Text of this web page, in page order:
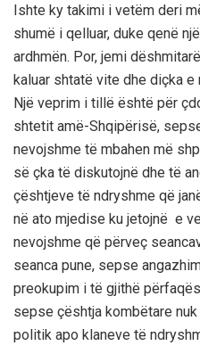
Ishte ky takimi i vetëm deri
shumë i qelluar, duke qenë
ardhmën. Por, jemi
kaluar shtatë vite dhe diçka e
Një veprim i tillë është për
shtetit amë-Shqipërisë,
nevojshme të mbahen më
së çka të diskutojnë dhe të
çështjeve të ndryshme që
në ato mjedise ku jetojnë e
nevojshme që përveç
seanca pune, sepse
preokupim i të gjithë
sepse çështja kombëtare
politik apo klaneve të